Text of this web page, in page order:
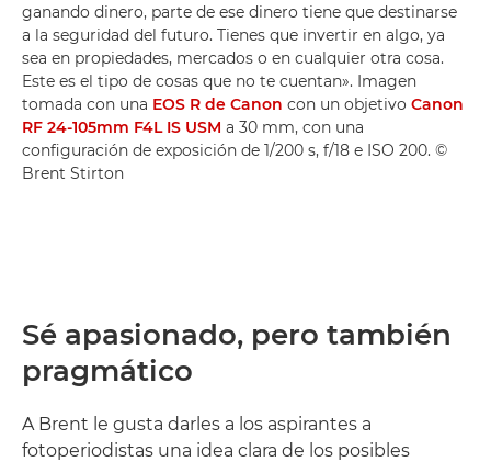
ganando dinero, parte de ese dinero tiene que destinarse
a la seguridad del futuro. Tienes que invertir en algo, ya
sea en propiedades, mercados o en cualquier otra cosa.
Este es el tipo de cosas que no te cuentan». Imagen
tomada con una EOS R de Canon con un objetivo Canon
RF 24-105mm F4L IS USM a 30 mm, con una
configuración de exposición de 1/200 s, f/18 e ISO 200. ©
Brent Stirton
Sé apasionado, pero también
pragmático
A Brent le gusta darles a los aspirantes a
fotoperiodistas una idea clara de los posibles